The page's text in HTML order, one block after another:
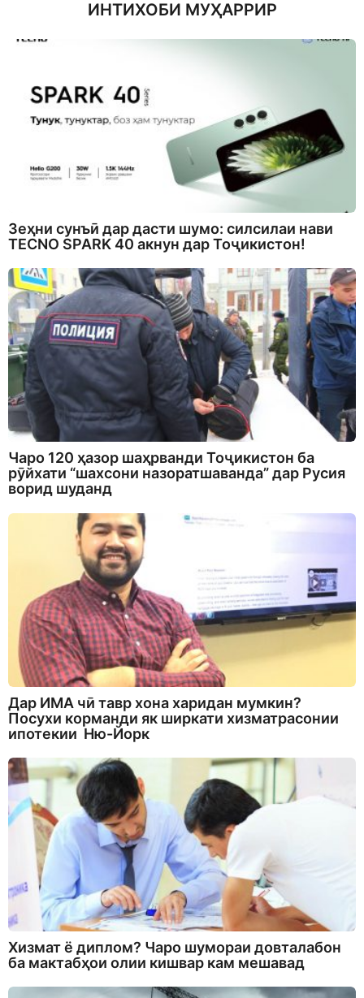
ИНТИХОБИ МУҲАРРИР
Зеҳни сунъӣ дар дасти шумо: силсилаи нави
TECNO SPARK 40 акнун дар Тоҷикистон!
Чаро 120 ҳазор шаҳрванди Тоҷикистон ба
рӯйхати “шахсони назоратшаванда” дар Русия
ворид шуданд
Дар ИМА чӣ тавр хона харидан мумкин?
Посухи корманди як ширкати хизматрасонии
ипотекии Ню-Йорк
Хизмат ё диплом? Чаро шумораи довталабон
ба мактабҳои олии кишвар кам мешавад